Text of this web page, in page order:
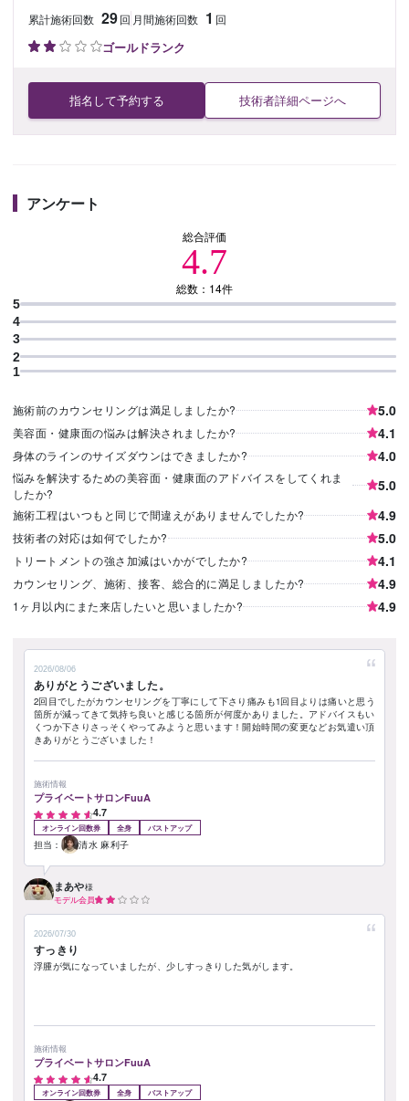
累計施術回数 29回 月間施術回数 1 回
ゴールドランク
指名して予約する 技術者詳細ページへ
アンケート
総合評価
4.7
総数：14件
施術前のカウンセリングは満足しましたか? 5.0
美容面・健康面の悩みは解決されましたか? 4.1
身体のラインのサイズダウンはできましたか? 4.0
悩みを解決するための美容面・健康面のアドバイスをしてくれま
したか?
5.0
施術工程はいつもと同じで間違えがありませんでしたか? 4.9
技術者の対応は如何でしたか? 5.0
トリートメントの強さ加減はいかがでしたか? 4.1
カウンセリング、施術、接客、総合的に満足しましたか? 4.9
1ヶ月以内にまた来店したいと思いましたか? 4.9
2026/08/06
ありがとうございました。
2回目でしたがカウンセリングを丁寧にして下さり痛みも1回目よりは痛いと思う
箇所が減ってきて気持ち良いと感じる箇所が何度かありました。アドバイスもい
くつか下さりさっそくやってみようと思います！開始時間の変更などお気遣い頂
きありがとうございました！
施術情報
プライベートサロンFuuA
4.7
オンライン回数券 全身 バストアップ
担当： 清水 麻利子
まあや様
モデル会員
2026/07/30
すっきり
浮腫が気になっていましたが、少しすっきりした気がします。
施術情報
プライベートサロンFuuA
4.7
オンライン回数券 全身 バストアップ